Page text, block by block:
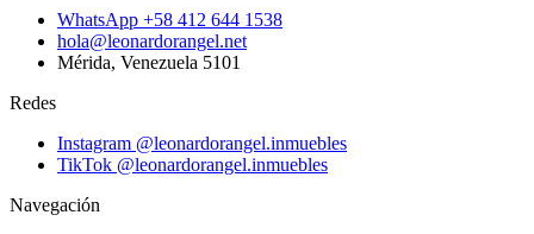
WhatsApp +58 412 644 1538
hola@leonardorangel.net
Mérida, Venezuela 5101
Redes
Instagram @leonardorangel.inmuebles
TikTok @leonardorangel.inmuebles
Navegación